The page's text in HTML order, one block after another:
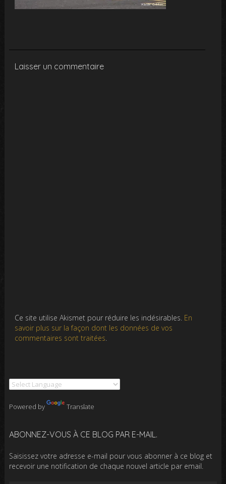
Laisser un commentaire
Ce site utilise Akismet pour réduire les indésirables. En
savoir plus sur la façon dont les données de vos
commentaires sont traitées.
Powered by Translate
ABONNEZ-VOUS À CE BLOG PAR E-MAIL.
Saisissez votre adresse e-mail pour vous abonner à ce blog et
recevoir une notification de chaque nouvel article par email.